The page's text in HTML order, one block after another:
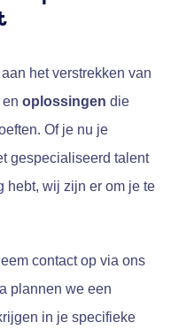
het verstrekken van
en oplossingen die
Of je nu je
gespecialiseerd talent
hebt, wij zijn er om je te
contact op via ons
plannen we een
in je specifieke